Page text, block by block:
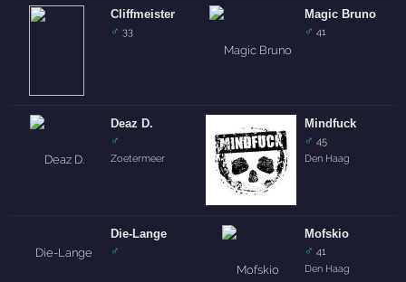
Cliffmeister
♂ 33
Deaz D.
♂
Zoetermeer
Die-Lange
♂
Magic Bruno
♂ 41
Mindfuck
♂ 45
Den Haag
Mofskio
♂ 41
Den Haag